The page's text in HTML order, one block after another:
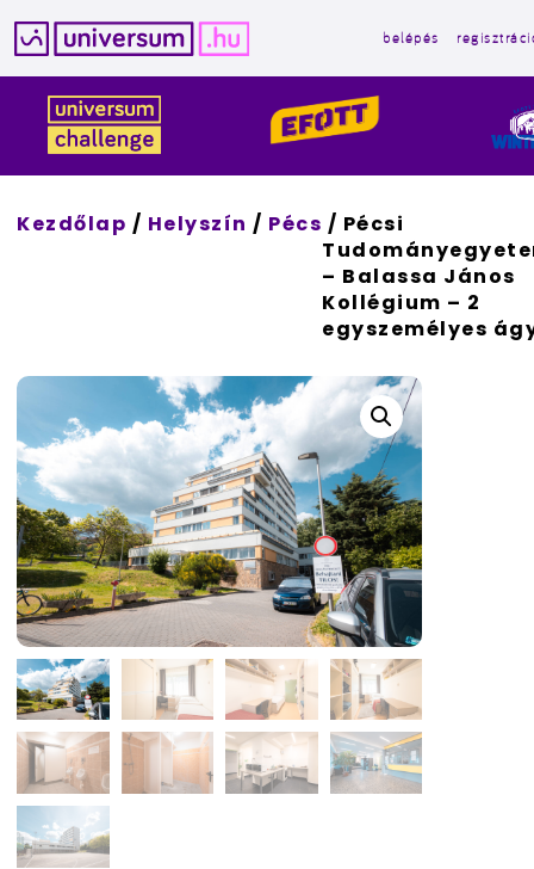
tartalomba
belépés
Kezdőlap / Helyszín / Pécs / Pécsi
– Balassa János
Kollégium – 2
egyszemélyes